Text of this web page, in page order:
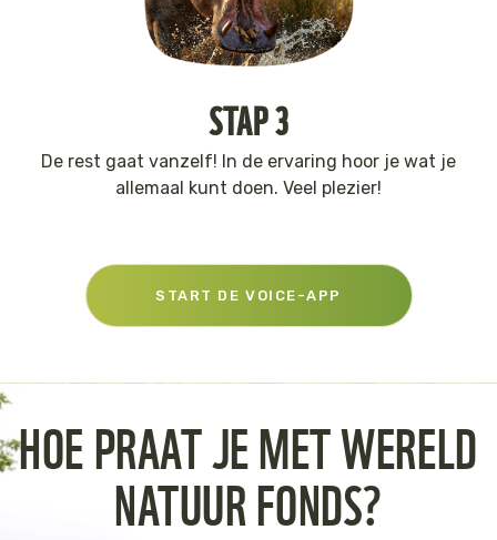
STAP 3
De rest gaat vanzelf! In de ervaring hoor je wat je
allemaal kunt doen. Veel plezier!
START DE VOICE-APP
HOE PRAAT JE MET WERELD
NATUUR FONDS?